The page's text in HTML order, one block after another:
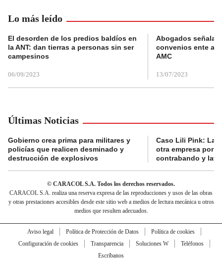
Lo más leído
El desorden de los predios baldíos en
la ANT: dan tierras a personas sin ser
campesinos
06/09/2023
Abogados
convenios ente
AMC
13/07/2023
Últimas Noticias
Gobierno crea prima para militares y
policías que realicen desminado y
destrucción de explosivos
Caso Lili Pink: La
otra empresa por
contrabando y
© CARACOL S.A. Todos los derechos reservados.
CARACOL S.A. realiza una reserva expresa de las reproducciones y usos de las obras
y otras prestaciones accesibles desde este sitio web a medios de lectura mecánica u otros
medios que resulten adecuados.
Aviso legal Política de Protección de Datos
Política de cookies
Configuración de cookies
Transparencia Soluciones W
Teléfonos
Escríbanos